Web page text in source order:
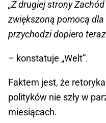
„Z drugiej strony
zwiększoną pomocą
przychodzi dopiero
– konstatuje „Welt”.
Faktem jest, że
polityków nie szły w
miesiącach.